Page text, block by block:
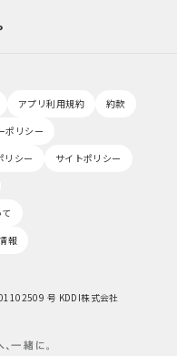
アプリ利用規約
約款
ポリシー
リシー
サイトポリシー
報
号 KDDI株式会社